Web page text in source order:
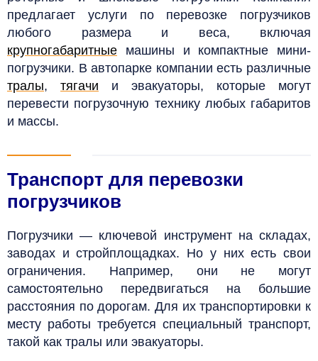
предлагает услуги по перевозке погрузчиков
любого размера и веса, включая
крупногабаритные машины и компактные мини-
погрузчики. В автопарке компании есть различные
тралы, тягачи и эвакуаторы, которые могут
перевести погрузочную технику любых габаритов
и массы.
Транспорт для перевозки
погрузчиков
Погрузчики — ключевой инструмент на складах,
заводах и стройплощадках. Но у них есть свои
ограничения. Например, они не могут
самостоятельно передвигаться на большие
расстояния по дорогам. Для их транспортировки к
месту работы требуется специальный транспорт,
такой как тралы или эвакуаторы.